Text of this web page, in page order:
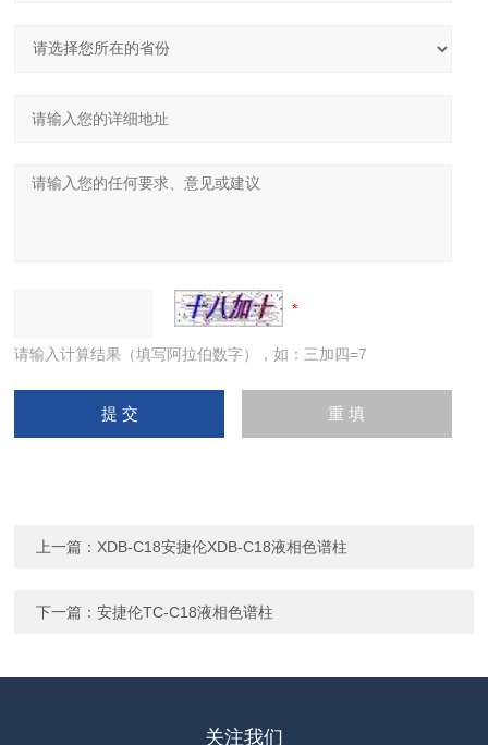
请输入计算结果（填写阿拉伯数字），如：三加四=7
上一篇： XDB-C18安捷伦XDB-C18液相色谱柱
下一篇：安捷伦TC-C18液相色谱柱
关注我们